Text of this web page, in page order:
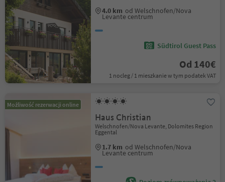
4.0 km od Welschnofen/Nova
Levante centrum
Südtirol Guest Pass
Od 140€
1 nocleg / 1 mieszkanie w tym podatek VAT
Możliwość rezerwacji online
Haus Christian
Welschnofen/Nova Levante, Dolomites Region
Eggental
1.7 km od Welschnofen/Nova
Levante centrum